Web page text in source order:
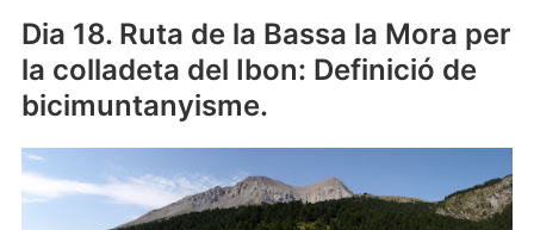
Dia 18. Ruta de la Bassa la Mora per
la colladeta del Ibon: Definició de
bicimuntanyisme.